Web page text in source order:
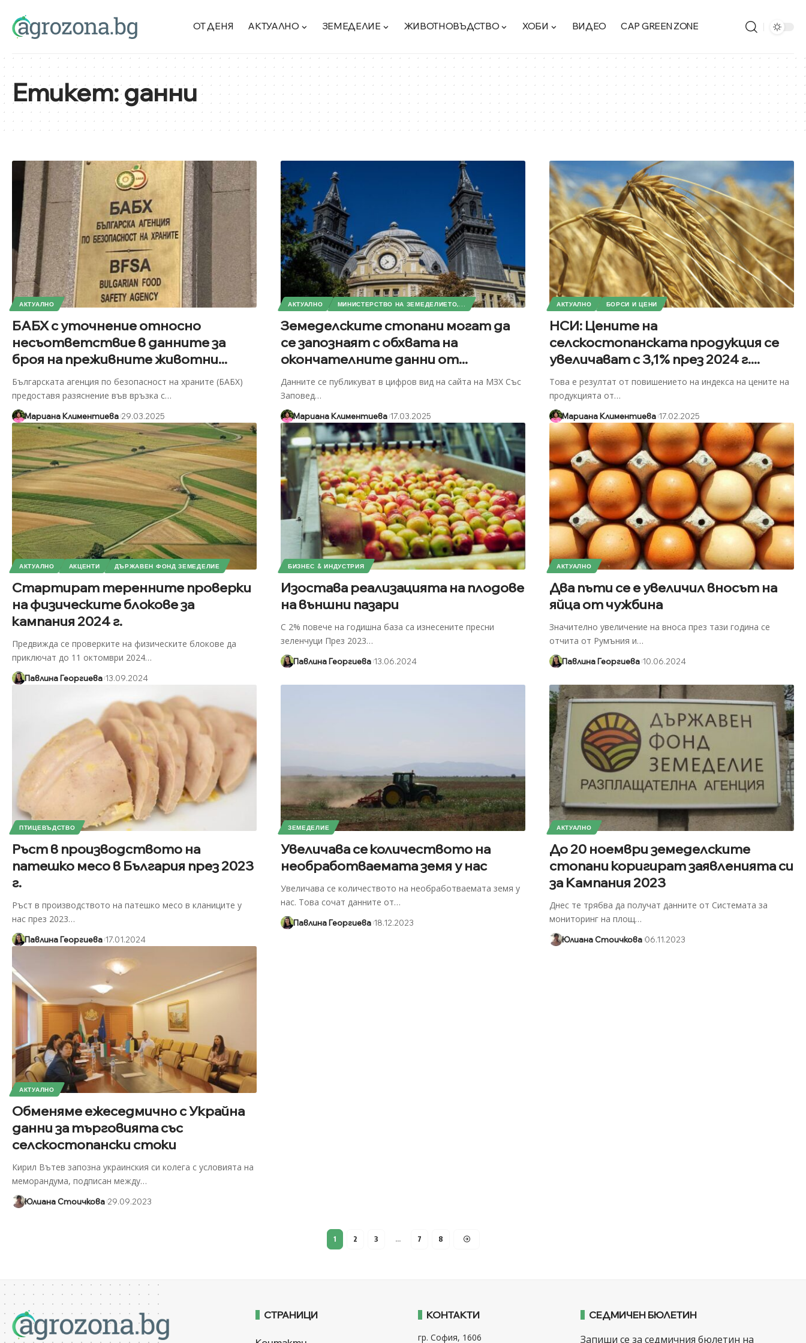
ОТ ДЕНЯ АКТУАЛНО ЗЕМЕДЕЛИЕ ЖИВОТНОВЪДСТВО ХОБИ ВИДЕО CAP GREEN ZONE
Етикет:данни
АКТУАЛНО
БАБХ с уточнение относно
несъответствие в данните за
броя на преживните животни...
Българската агенция по безопасност на храните (БАБХ)
предоставя разяснение във връзка с…
Мариана Климентиева 29.03.2025
АКТУАЛНО МИНИСТЕРСТВО НА ЗЕМЕДЕЛИЕТО,...
Земеделските стопани могат да
се запознаят с обхвата на
окончателните данни от...
Данните се публикуват в цифров вид на сайта на МЗХ Със
Заповед…
Мариана Климентиева 17.03.2025
АКТУАЛНО БОРСИ И ЦЕНИ
НСИ: Цените на
селскостопанската продукция се
увеличават с 3,1% през 2024 г....
Това е резултат от повишението на индекса на цените на
продукцията от…
Мариана Климентиева 17.02.2025
АКТУАЛНО АКЦЕНТИ ДЪРЖАВЕН ФОНД ЗЕМЕДЕЛИЕ
Стартират теренните проверки
на физическите блокове за
кампания 2024 г.
Предвижда се проверките на физическите блокове да
приключат до 11 октомври 2024…
Павлина Георгиева 13.09.2024
БИЗНЕС & ИНДУСТРИЯ
Изостава реализацията на плодове
на външни пазари
С 2% повече на годишна база са изнесените пресни
зеленчуци През 2023…
Павлина Георгиева 13.06.2024
АКТУАЛНО
Два пъти се е увеличил вносът на
яйца от чужбина
Значително увеличение на вноса през тази година се
отчита от Румъния и…
Павлина Георгиева 10.06.2024
ПТИЦЕВЪДСТВО
Ръст в производството на
патешко месо в България през 2023
г.
Ръст в производството на патешко месо в кланиците у
нас през 2023…
Павлина Георгиева 17.01.2024
ЗЕМЕДЕЛИЕ
Увеличава се количеството на
необработваемата земя у нас
Увеличава се количеството на необработваемата земя у
нас. Това сочат данните от…
Павлина Георгиева 18.12.2023
АКТУАЛНО
До 20 ноември земеделските
стопани коригират заявленията си
за Кампания 2023
Днес те трябва да получат данните от Системата за
мониторинг на площ…
Юлиана Стоичкова 06.11.2023
АКТУАЛНО
Обменяме ежеседмично с Украйна
данни за търговията със
селскостопански стоки
Кирил Вътев запозна украинския си колега с условията на
меморандума, подписан между…
Юлиана Стоичкова 29.09.2023
1 2 3 … 7 8
СТРАНИЦИ КОНТАКТИ
гр. София, 1606
СЕДМИЧЕН БЮЛЕТИН
Запиши се за седмичния бюлетин на